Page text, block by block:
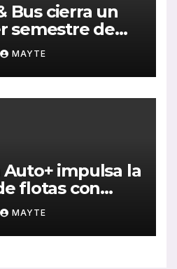
Bus cierra un
semestre de
en
y
MAYTE
impulsa la
flotas con
eléctricos
MAYTE